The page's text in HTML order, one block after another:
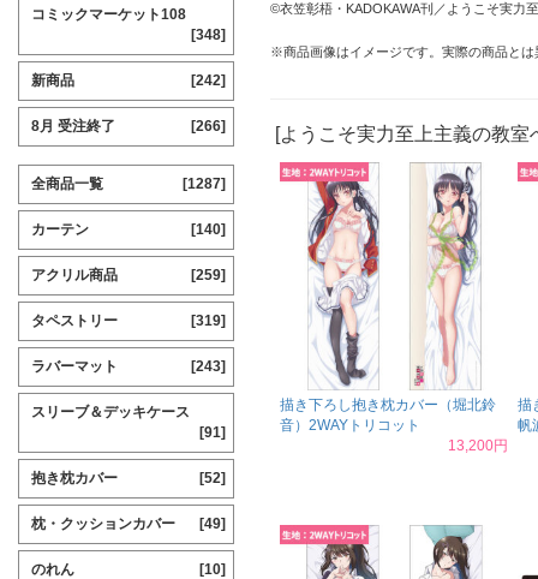
©衣笠彰梧・KADOKAWA刊／ようこそ実力
※商品画像はイメージです。実際の商品と
[ようこそ実力至上主義の教室
描き下ろし抱き枕カバー（堀北鈴
音）2WAYトリコット
13,200円
描
帆
コミックマーケット108
[348]
新商品 [242]
8月 受注終了 [266]
全商品一覧 [1287]
カーテン [140]
アクリル商品 [259]
タペストリー [319]
ラバーマット [243]
スリーブ＆デッキケース
[91]
抱き枕カバー [52]
枕・クッションカバー [49]
のれん [10]